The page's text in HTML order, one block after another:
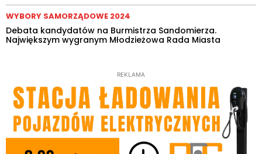
WYBORY SAMORZĄDOWE 2024
Debata kandydatów na Burmistrza Sandomierza.
Największym wygranym Młodzieżowa Rada Miasta
REKLAMA